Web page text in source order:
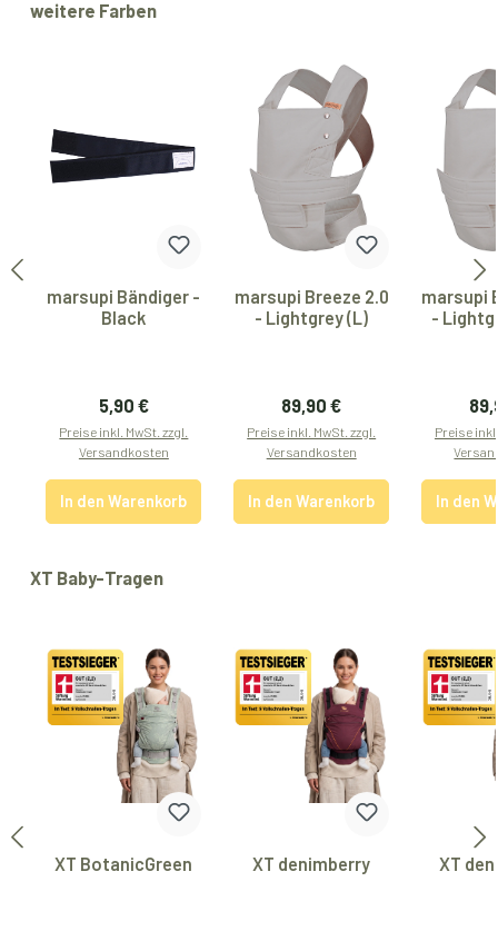
Produktgalerie überspringen
weitere Farben
marsupi Bändiger -
Black
Regulärer Preis:
5,90 €
Preise inkl. MwSt. zzgl.
Versandkosten
In den Warenkorb
marsupi Breeze 2.0
- Lightgrey (L)
Regulärer Preis:
89,90 €
Preise inkl. MwSt. zzgl.
Versandkosten
In den Warenkorb
marsupi
-
Preise
In den
Produktgalerie überspringen
XT Baby-Tragen
XT BotanicGreen XT denimberry XT